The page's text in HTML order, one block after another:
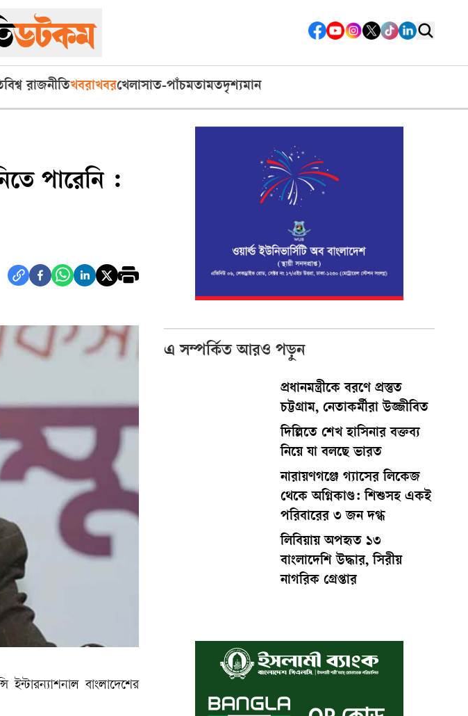
বিশ্ব রাজনীতিখবরাখবরখেলাসাত-পাঁচমতামতদৃশ্যমান
পারেনি :
ইন্টারন্যাশনাল বাংলাদেশের
এ সম্পর্কিত আরও পড়ুন
প্রধানমন্ত্রীকে বরণে প্রস্তুত
চট্টগ্রাম, নেতাকর্মীরা উজ্জীবিত
দিল্লিতে শেখ হাসিনার বক্তব্য
নিয়ে যা বলছে ভারত
নারায়ণগঞ্জে গ্যাসের লিকেজ
থেকে অগ্নিকাণ্ড: শিশুসহ একই
পরিবারের ৩ জন দগ্ধ
লিবিয়ায় অপহৃত ১৩
বাংলাদেশি উদ্ধার, সিরীয়
নাগরিক গ্রেপ্তার